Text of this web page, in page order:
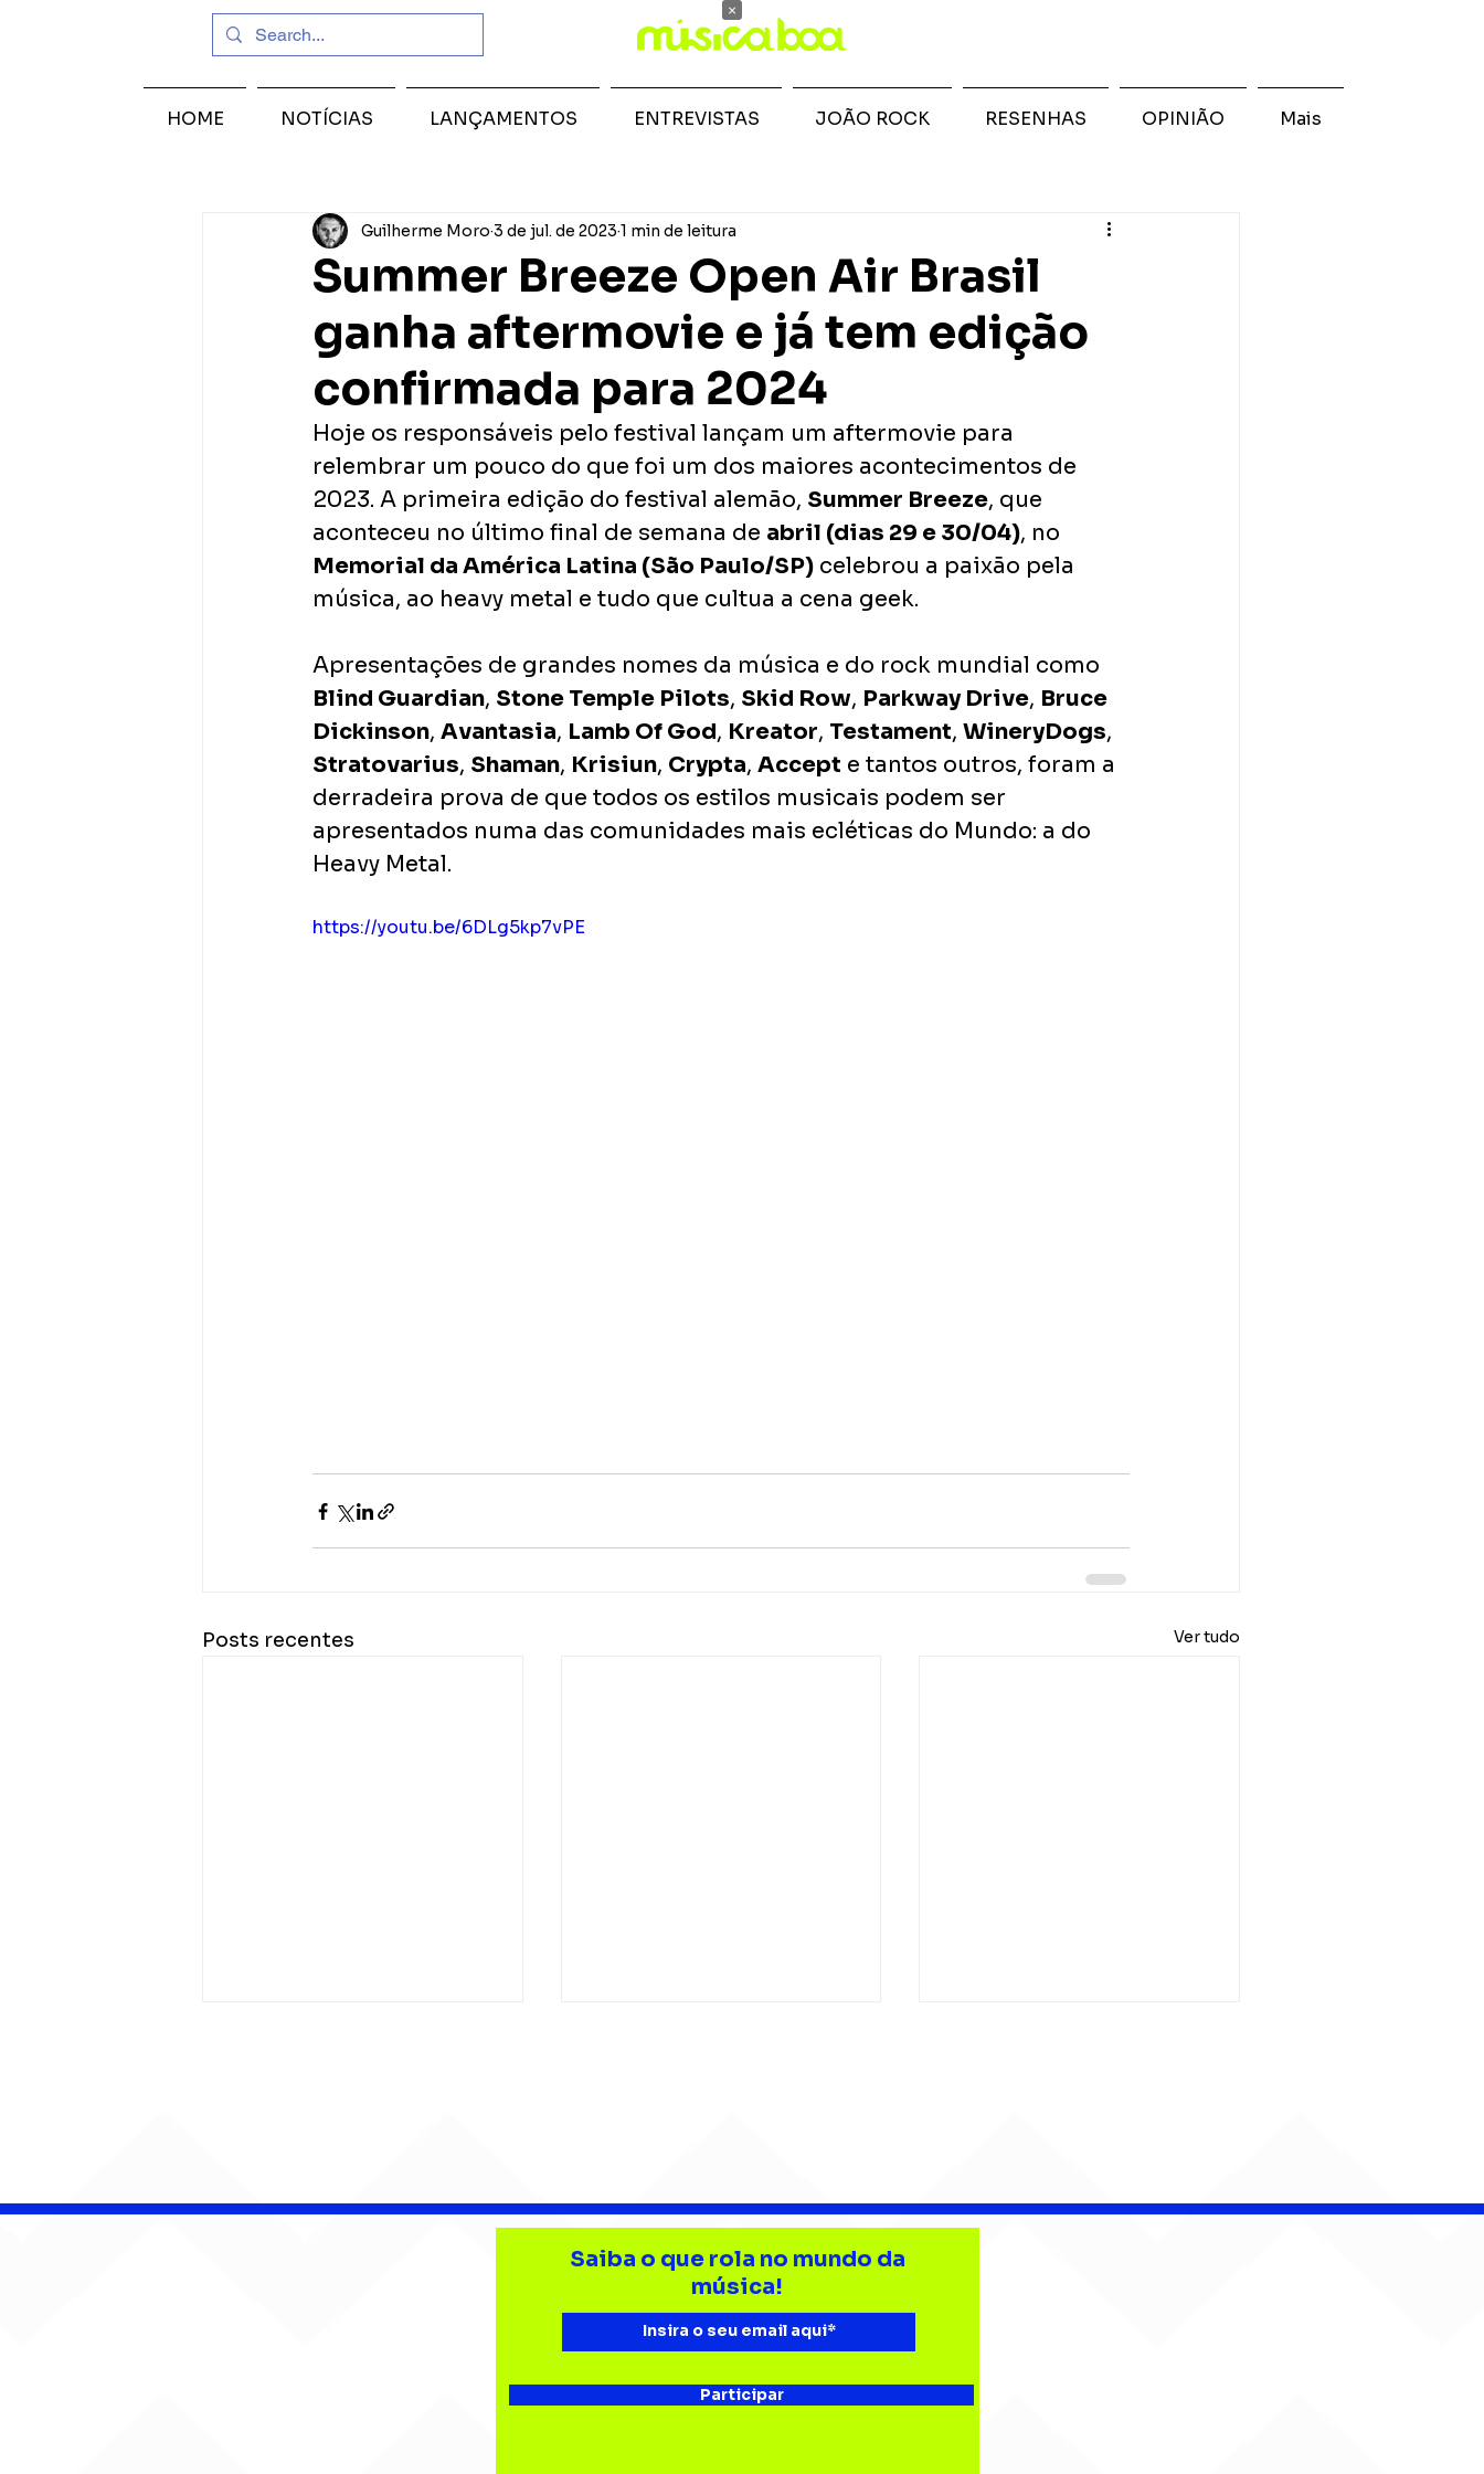
Summer Breeze Open Air Brasil
ganha aftermovie e já tem edição
confirmada para 2024
Guilherme Moro 3 de jul. de 2023 1 min de leitura
Hoje os responsáveis pelo festival lançam um aftermovie para
relembrar um pouco do que foi um dos maiores acontecimentos de
2023. A primeira edição do festival alemão, Summer Breeze, que
aconteceu no último final de semana de abril (dias 29 e 30/04), no
Memorial da América Latina (São Paulo/SP) celebrou a paixão pela
música, ao heavy metal e tudo que cultua a cena geek.
Apresentações de grandes nomes da música e do rock mundial como
Blind Guardian, Stone Temple Pilots, Skid Row, Parkway Drive, Bruce
Dickinson, Avantasia, Lamb Of God, Kreator, Testament, WineryDogs,
Stratovarius, Shaman, Krisiun, Crypta, Accept e tantos outros, foram a
derradeira prova de que todos os estilos musicais podem ser
apresentados numa das comunidades mais ecléticas do Mundo: a do
Heavy Metal.
https://youtu.be/6DLg5kp7vPE
Posts recentes Ver tudo
CHAMELEO acerta as
Barão Vermelho reúne
show em Ribeirão Preto
Bebé Pacheco e Ubandu
HOME NOTÍCIAS LANÇAMENTOS ENTREVISTAS JOÃO ROCK RESENHAS OPINIÃO Mais
Saiba o que rola no mundo da
música!
Participar
×